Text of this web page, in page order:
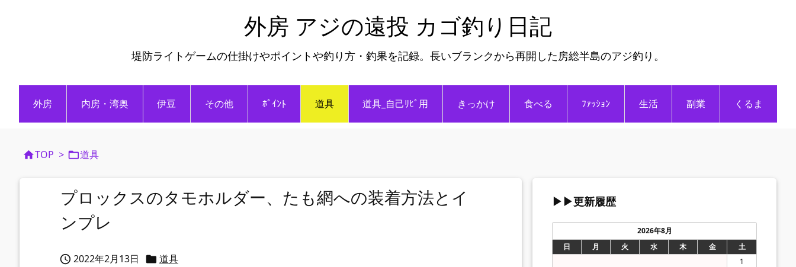
外房 アジの遠投 カゴ釣り日記
堤防ライトゲームの仕掛けやポイントや釣り方・釣果を記録。長いブランクから再開した房総半島のアジ釣り。
外房 内房・湾奥 伊豆 その他 ﾎﾟｲﾝﾄ 道具 道具_自己ﾘﾋﾟ用 きっかけ 食べる ﾌｧｯｼｮﾝ 生活 副業 くるま
TOP > 道具
プロックスのタモホルダー、たも網への装着方法とイ
ンプレ
 2022年2月13日  道具
▶▶更新履歴
2026年8月
日
月 火 水 木 金
土
1